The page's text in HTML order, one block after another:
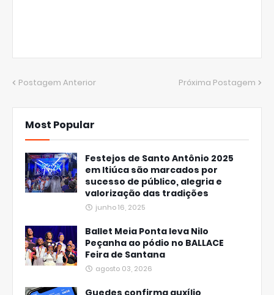
Postagem Anterior Próxima Postagem
Most Popular
Festejos de Santo Antônio 2025
em Itiúca são marcados por
sucesso de público, alegria e
valorização das tradições
junho 16, 2025
Ballet Meia Ponta leva Nilo
Peçanha ao pódio no BALLACE
Feira de Santana
agosto 03, 2026
Guedes confirma auxílio